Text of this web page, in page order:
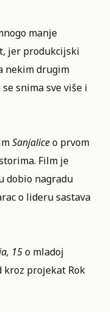
manje
jer produkcijski
nekim drugim
snima sve više i
Sanjaliceo prvom
Film je
dobio nagradu
o lideru sastava
15o mladoj
projekat Rok